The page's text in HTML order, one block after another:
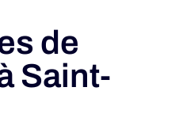
de
Saint-